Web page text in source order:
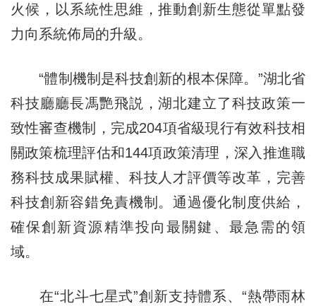
火候，以系統性思維，推動創新生態從單點發
力向系統佈局的升級。
“體制機制是科技創新的根本保障。”湖北省
科技廳廳長馮艷飛説，湖北建立了科技政策一
致性審查機制，完成204項省級現行有效科技相
關政策梳理評估和144項政策清理，深入推進職
務科技成果賦權、科技人才評價等改革，完善
科技創新容錯免責機制。通過優化制度供給，
確保創新資源精準投向最關鍵、最急需的領
域。
在“北斗七星式”創新支持體系、“熱帶雨林